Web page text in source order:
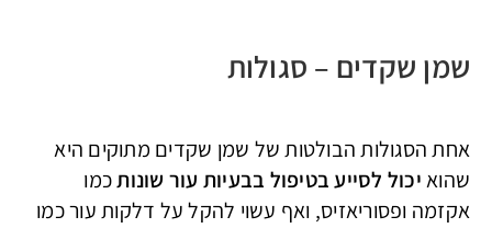
שמן שקדים – סגולות
אחת הסגולות הבולטות של שמן שקדים מתוקים היא
שהואיכול לסייע בטיפול בבעיות עור שונותכמו
אקזמה ופסוריאזיס, ואף עשוי להקל על דלקות עור כמו